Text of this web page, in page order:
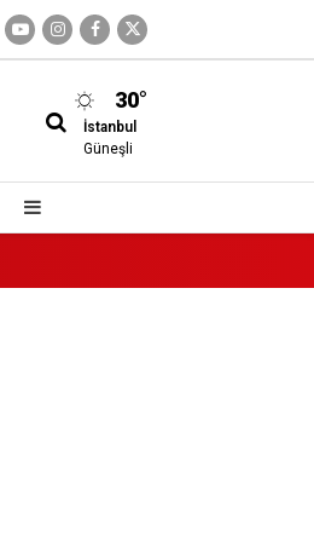
30°
İstanbul
Güneşli